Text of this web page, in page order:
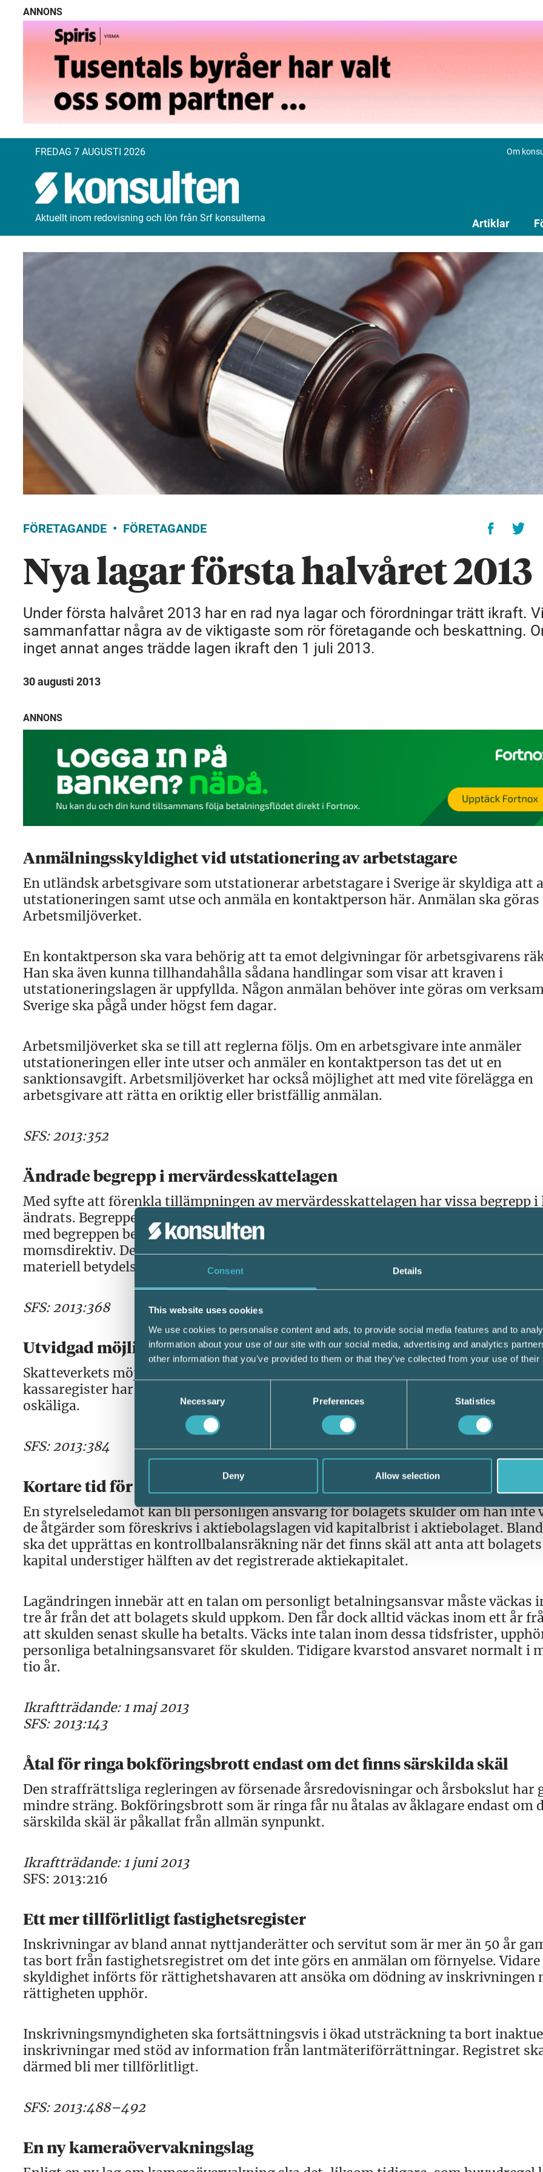
Consent Details
This website uses cookies
We use cookies to personalise content and ads, to provide social media features and to
information about your use of our site with our social media, advertising and analytics
other information that you’ve provided to them or that they’ve collected from your use of
Necessary Preferences Statistics
Deny Allow selection
ANNONS
FREDAG 7 AUGUSTI 2026 Om
Aktuellt inom redovisning och lön från Srf konsulterna Artiklar
FÖRETAGANDE FÖRETAGANDE
Nya lagar första halvåret 2013
Under första halvåret 2013 har en rad nya lagar och förordningar trätt ikraft.
sammanfattar några av de viktigaste som rör företagande och beskattning.
inget annat anges trädde lagen ikraft den 1 juli 2013.
30 augusti 2013
ANNONS
Anmälningsskyldighet vid utstationering av arbetstagare
En utländsk arbetsgivare som utstationerar arbetstagare i Sverige är skyldiga att
utstationeringen samt utse och anmäla en kontaktperson här. Anmälan ska
Arbetsmiljöverket.
En kontaktperson ska vara behörig att ta emot delgivningar för arbetsgivarens
Han ska även kunna tillhandahålla sådana handlingar som visar att kraven i
utstationeringslagen är uppfyllda. Någon anmälan behöver inte göras om
Sverige ska pågå under högst fem dagar.
Arbetsmiljöverket ska se till att reglerna följs. Om en arbetsgivare inte anmäler
utstationeringen eller inte utser och anmäler en kontaktperson tas det ut en
sanktionsavgift. Arbetsmiljöverket har också möjlighet att med vite förelägga en
arbetsgivare att rätta en oriktig eller bristfällig anmälan.
SFS: 2013:352
Ändrade begrepp i mervärdesskattelagen
Med syfte att förenkla tillämpningen av mervärdesskattelagen har vissa begrepp i
ändrats. Begreppen näringsidkare och yrkesmässig verksamhet har slopats och
med begreppen beskattningsbar person och ekonomisk verksamhet som används
momsdirektiv. Denna anpassning till momsdirektivet har i de allra flesta fall inte
materiell betydelse.
SFS: 2013:368
Utvidgad möjlighet att medge undantag från kassaregister
Skatteverkets möjlighet att besluta om undantag från skyldighet som gäller
kassaregister har utvidgats. Nu kan även andra orsaker än rent tekniska anses
oskäliga.
SFS: 2013:384
Kortare tid för styrelseledamöters personliga betalningsansvar
En styrelseledamot kan bli personligen ansvarig för bolagets skulder om han inte
de åtgärder som föreskrivs i aktiebolagslagen vid kapitalbrist i aktiebolaget.
ska det upprättas en kontrollbalansräkning när det finns skäl att anta att bolagets
kapital understiger hälften av det registrerade aktiekapitalet.
Lagändringen innebär att en talan om personligt betalningsansvar måste väckas
tre år från det att bolagets skuld uppkom. Den får dock alltid väckas inom ett år
att skulden senast skulle ha betalts. Väcks inte talan inom dessa tidsfrister,
personliga betalningsansvaret för skulden. Tidigare kvarstod ansvaret normalt i
tio år.
Ikraftträdande: 1 maj 2013
SFS: 2013:143
Åtal för ringa bokföringsbrott endast om det finns särskilda skäl
Den straffrättsliga regleringen av försenade årsredovisningar och årsbokslut har
mindre sträng. Bokföringsbrott som är ringa får nu åtalas av åklagare endast om
särskilda skäl är påkallat från allmän synpunkt.
Ikraftträdande: 1 juni 2013
SFS: 2013:216
Ett mer tillförlitligt fastighetsregister
Inskrivningar av bland annat nyttjanderätter och servitut som är mer än 50 år
tas bort från fastighetsregistret om det inte görs en anmälan om förnyelse. Vidare
skyldighet införts för rättighetshavaren att ansöka om dödning av inskrivningen
rättigheten upphör.
Inskrivningsmyndigheten ska fortsättningsvis i ökad utsträckning ta bort
inskrivningar med stöd av information från lantmäteriförrättningar. Registret
därmed bli mer tillförlitligt.
SFS: 2013:488–492
En ny kameraövervakningslag